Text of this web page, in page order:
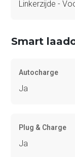
Linkerzijde -
Smart
Autocharge
Ja
Plug & Charge
Ja